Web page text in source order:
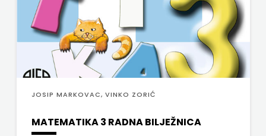
JOSIP MARKOVAC, VINKO ZORIĆ
MATEMATIKA 3 RADNA BILJEŽNICA